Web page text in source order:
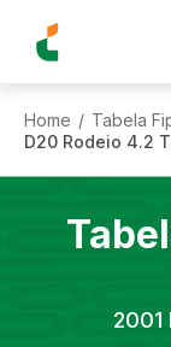
Home / Tabela
D20 Rodeio 4.2
2001